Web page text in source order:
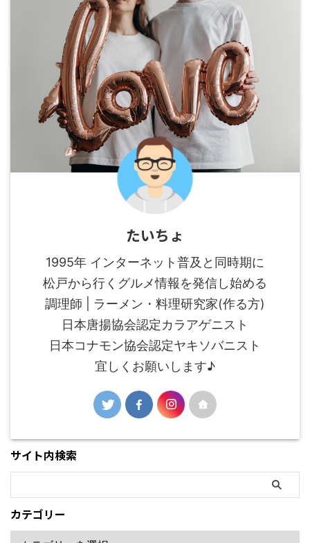
たいちょ
1995年 インターネット普及と同時期に
松戸から行くグルメ情報を発信し始める
調理師 | ラーメン・料理研究家(作る方)
日本唐揚協会認定カラアゲニスト
日本コナモン協会認定ヤキソバニスト
宜しくお願いします♪
サイト内検索
カテゴリー